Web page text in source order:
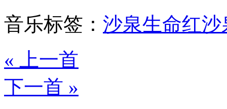
音乐标签： 沙泉生命红沙
« 上一首
下一首 »